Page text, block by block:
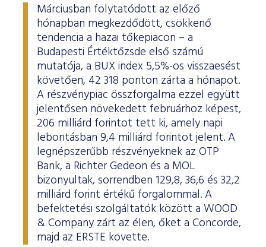
Márciusban folytatódott az előző
hónapban megkezdődött, csökkenő
tendencia a hazai tőkepiacon – a
Budapesti Értéktőzsde első számú
mutatója, a BUX index 5,5%-os visszaesést
követően, 42 318 ponton zárta a hónapot.
A részvénypiac összforgalma ezzel együtt
jelentősen növekedett februárhoz képest,
206 milliárd forintot tett ki, amely napi
lebontásban 9,4 milliárd forintot jelent. A
legnépszerűbb részvényeknek az OTP
Bank, a Richter Gedeon és a MOL
bizonyultak, sorrendben 129,8, 36,6 és 32,2
milliárd forint értékű forgalommal. A
befektetési szolgáltatók között a WOOD
& Company zárt az élen, őket a Concorde,
majd az ERSTE követte.